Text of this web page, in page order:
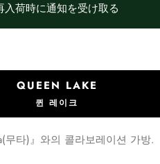
入荷時に通知を受け取る
QUEEN LAKE
퀸 레이크
무타)』와의 콜라보레이션 가방.